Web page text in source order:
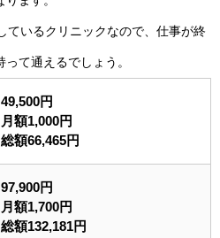
ているクリニックなので、仕事が終
て通えるでしょう。
49,500円
月額1,000円
総額66,465円
97,900円
月額1,700円
総額132,181円